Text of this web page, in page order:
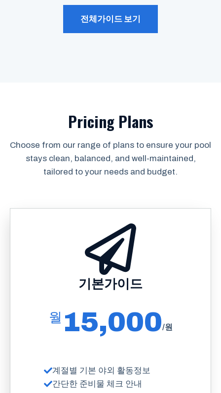
전체가이드 보기
Pricing Plans
Choose from our range of plans to ensure your pool
stays clean, balanced, and well-maintained,
tailored to your needs and budget.
기본가이드
월 15,000/원
계절별 기본 야외 활동정보
간단한 준비물 체크 안내